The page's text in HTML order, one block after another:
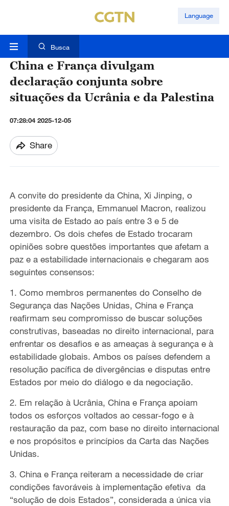
Language
Busca
China e França divulgam
declaração conjunta sobre
situações da Ucrânia e da Palestina
07:28:04 2025-12-05
Share
A convite do presidenteda China, Xi Jinping, o
presidente da França, Emmanuel Macron, realizou
uma visita de Estado ao país entre 3 e5 de
dezembro. Os dois chefes de Estado trocaram
opiniões sobre questões importantes que afetam a
paz e a estabilidade internacionais e chegaram aos
seguintes consensos:
1. Como membros permanentes do Conselho de
Segurança das Nações Unidas, China e França
reafirmam seu compromisso debuscar soluções
construtivas, baseadas no direito internacional, para
enfrentar os desafios e as ameaças à segurança e à
estabilidade globais. Ambos os países defendem a
resolução pacífica de divergências e disputas entre
Estados por meio do diálogo e da negociação.
2. Em relação à Ucrânia, China e França apoiam
todos os esforços voltados ao cessar-fogo e à
restauração dapaz, com base no direito internacional
e nos propósitos e princípios da Carta das Nações
Unidas.
3. China e França reiteram a necessidade de criar
condições favoráveis àimplementação efetiva da
“solução de dois Estados”, considerada a única via